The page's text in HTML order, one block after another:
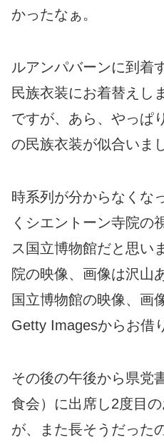
かったなぁ。
ルアンパバーンに到着
民族衣装にお着替えし
ですが、あら、やっぱ
の民族衣装が似合いま
時系列が分からなくな
くシエントーン寺院の
ス国立博物館だと思い
院の映像、画像は沢山
国立博物館の映像、画
Getty Imagesからお借
その後の午後から県党
食会）に出席し2度目
が、また長そうだった